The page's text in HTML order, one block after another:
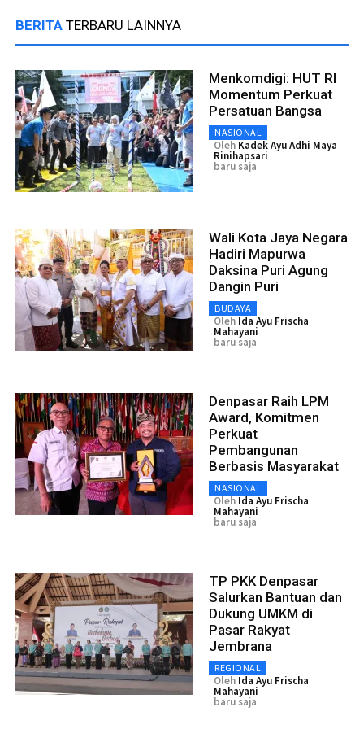
BERITA TERBARU LAINNYA
Menkomdigi: HUT RI
Momentum Perkuat
Persatuan Bangsa
NASIONAL
Oleh Kadek Ayu Adhi Maya
Rinihapsari
baru saja
Wali Kota Jaya Negara
Hadiri Mapurwa
Daksina Puri Agung
Dangin Puri
BUDAYA
Oleh Ida Ayu Frischa
Mahayani
baru saja
Denpasar Raih LPM
Award, Komitmen
Perkuat
Pembangunan
Berbasis Masyarakat
NASIONAL
Oleh Ida Ayu Frischa
Mahayani
baru saja
TP PKK Denpasar
Salurkan Bantuan dan
Dukung UMKM di
Pasar Rakyat
Jembrana
REGIONAL
Oleh Ida Ayu Frischa
Mahayani
baru saja